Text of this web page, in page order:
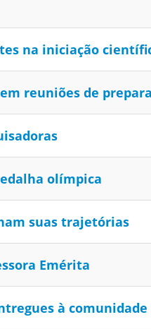
na iniciação
reuniões de
olímpica
suas trajetórias
Emérita
à comunidade